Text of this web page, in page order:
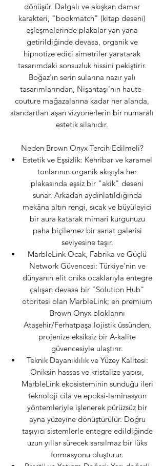
dönüşür. Dalgalı ve akışkan damar
karakteri, "bookmatch" (kitap deseni)
eşleşmelerinde plakalar yan yana
getirildiğinde devasa, organik ve
hipnotize edici simetriler yaratarak
tasarımdaki sonsuzluk hissini pekiştirir.
Boğaz'ın serin sularına nazır yalı
tasarımlarından, Nişantaşı'nın haute-
couture mağazalarına kadar her alanda,
standartları aşan vizyonerlerin bir numaralı
estetik silahıdır.
Neden Brown Onyx Tercih Edilmeli?
Estetik ve Eşsizlik: Kehribar ve karamel
tonlarının organik akışıyla her
plakasında eşsiz bir "akik" deseni
sunar. Arkadan aydınlatıldığında
mekâna altın rengi, sıcak ve büyüleyici
bir aura katarak mimari kurgunuzu
paha biçilemez bir sanat galerisi
seviyesine taşır.
MarbleLink Ocak, Fabrika ve Güçlü
Network Güvencesi: Türkiye'nin ve
dünyanın elit oniks ocaklarıyla entegre
çalışan devasa bir "Solution Hub"
otoritesi olan MarbleLink; en premium
Brown Onyx bloklarını
Ataşehir/Ferhatpaşa lojistik üssünden,
projenize eksiksiz bir A-kalite
güvencesiyle ulaştırır.
Teknik Dayanıklılık ve Yüzey Kalitesi:
Oniksin hassas ve kristalize yapısı,
MarbleLink ekosisteminin sunduğu ileri
teknoloji cila ve epoksi-laminasyon
yöntemleriyle işlenerek pürüzsüz bir
ayna yüzeyine dönüştürülür. Doğru
taşıyıcı sistemlerle entegre edildiğinde
uzun yıllar sürecek sarsılmaz bir lüks
formasyonu oluşturur.